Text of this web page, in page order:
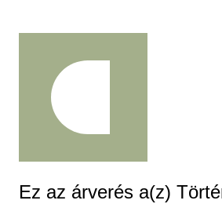
Ez az árverés a(z)